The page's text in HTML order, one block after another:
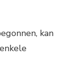
kan